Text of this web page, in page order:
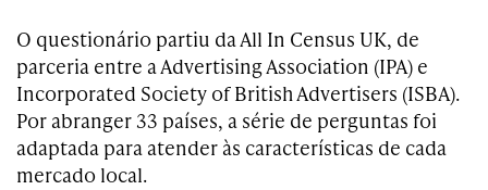
O questionário partiu da All In Census UK, de
parceria entre a Advertising Association (IPA) e
Incorporated Society of British Advertisers (ISBA).
Por abranger 33 países, a série de perguntas foi
adaptada para atender às características de cada
mercado local.